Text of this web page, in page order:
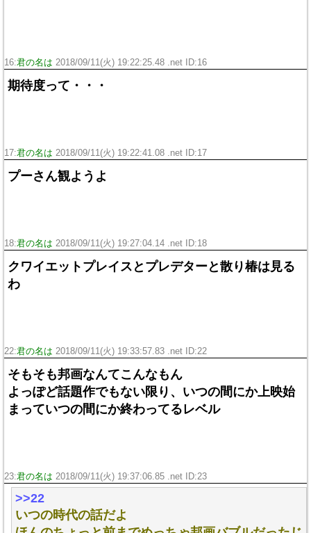
16:君の名は 2018/09/11(火) 19:22:25.48 .net ID:16
期待度って・・・
17:君の名は 2018/09/11(火) 19:22:41.08 .net ID:17
プーさん観ようよ
18:君の名は 2018/09/11(火) 19:27:04.14 .net ID:18
クワイエットプレイスとプレデターと散り椿は見る
わ
22:君の名は 2018/09/11(火) 19:33:57.83 .net ID:22
そもそも邦画なんてこんなもん
よっぽど話題作でもない限り、いつの間にか上映始
まっていつの間にか終わってるレベル
23:君の名は 2018/09/11(火) 19:37:06.85 .net ID:23
>>22
いつの時代の話だよ